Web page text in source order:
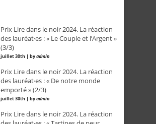
Prix Lire dans le noir 2024. La réaction
des lauréat·es : « Le Couple et l’Argent »
(3/3)
juillet 30th | byadmin
Prix Lire dans le noir 2024. La réaction
des lauréat·es : « De notre monde
emporté » (2/3)
juillet 30th | byadmin
Prix Lire dans le noir 2024. La réaction